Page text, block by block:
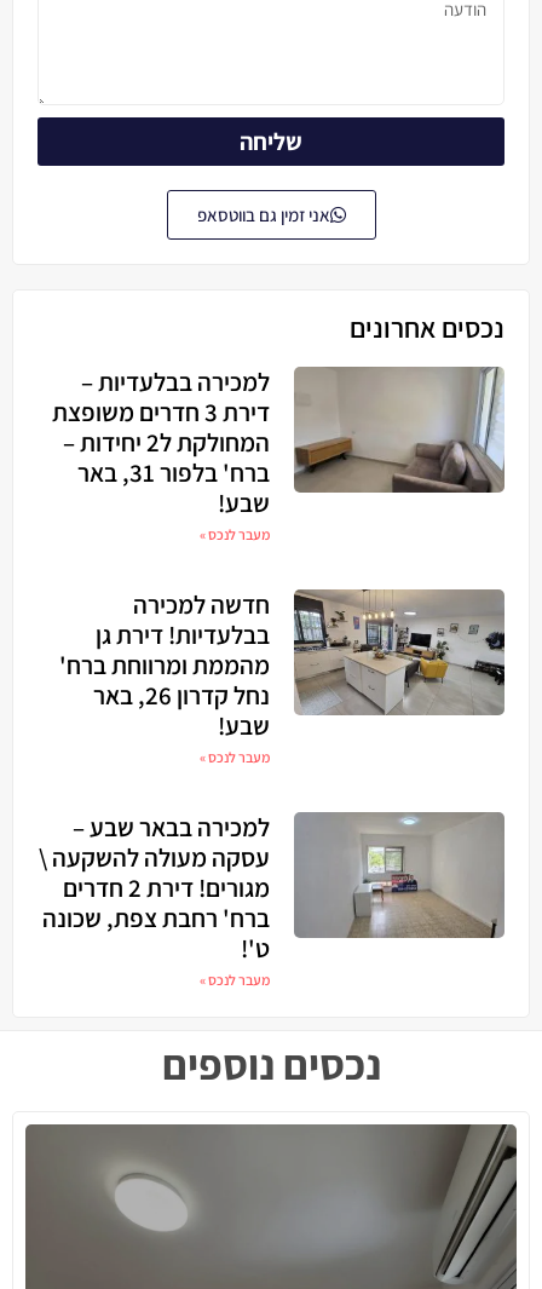
שליחה
אני זמין גם בווטסאפ
נכסים אחרונים
למכירה בבלעדיות –
דירת 3 חדרים משופצת
המחולקת ל2 יחידות –
ברח' בלפור 31, באר
שבע!
מעבר לנכס »
חדשה למכירה
בבלעדיות! דירת גן
מהממת ומרווחת ברח'
נחל קדרון 26, באר
שבע!
מעבר לנכס »
למכירה בבאר שבע –
עסקה מעולה להשקעה \
מגורים! דירת 2 חדרים
ברח' רחבת צפת, שכונה
ט'!
מעבר לנכס »
נכסים נוספים